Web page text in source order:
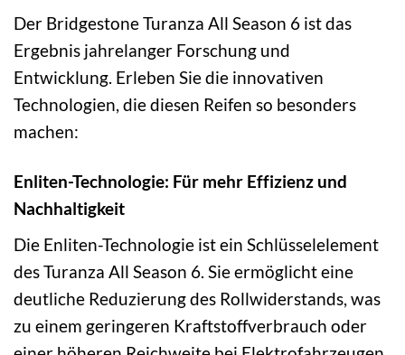
Der Bridgestone Turanza All Season 6 ist das
Ergebnis jahrelanger Forschung und
Entwicklung. Erleben Sie die innovativen
Technologien, die diesen Reifen so besonders
machen:
Enliten-Technologie: Für mehr Effizienz und
Nachhaltigkeit
Die Enliten-Technologie ist ein Schlüsselelement
des Turanza All Season 6. Sie ermöglicht eine
deutliche Reduzierung des Rollwiderstands, was
zu einem geringeren Kraftstoffverbrauch oder